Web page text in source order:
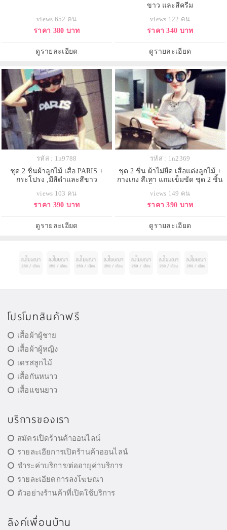
views 652 คน
ราคา 380 บาท
ดูรายละเอียด
ขาว และสีครีม
views 122 คน
ราคา 340 บาท
ดูรายละเอียด
รหัส : 1n9788
ชุด 2 ชิ้นผ้าลูกไม้ เสื้อ PARIS +
กระโปรง ,มีสีดำและสีขาว
views 103 คน
ราคา 390 บาท
ดูรายละเอียด
รหัส : 1n2369
ชุด 2 ชิ้น ผ้าไม่ยืด เสื้อแต่งลูกไม้ +
กางเกง สีเทา แถมเข็มขัด ชุด 2 ชิ้น
เทา แถมเข็มขัด
views 149 คน
ราคา 390 บาท
ดูรายละเอียด
โปรโมทสินค้าฟรี
เสื้อผ้าผู้ชาย
เสื้อผ้าผู้หญิง
เดรสลูกไม้
เสื้อกันหนาว
เสื้อแขนยาว
บริการของเรา
สมัครเปิดร้านค้าออนไลน์
รายละเอียการเปิดร้านค้าออนไลน์
ชำระค่าบริการ/ต่ออายุค่าบริการ
รายละเอียดการลงโฆษณา
ตัวอย่างร้านค้าที่เปิดใช้บริการ
ลิงค์เพื่อนบ้าน